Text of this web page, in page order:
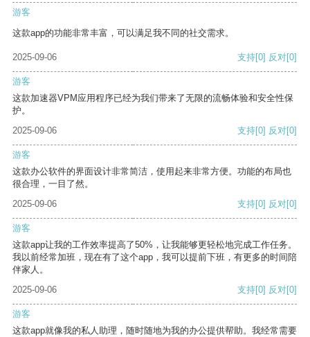
游客
这款app的功能非常丰富，可以满足我不同的社交需求。
2025-09-06 支持[0] 反对[0]
游客
这款加速器VPM应用程序已经为我们带来了无限的流畅体验和安全性保
护。
2025-09-06
支持[0] 反对[0]
游客
这款办公软件的界面设计非常简洁，使用起来非常方便。功能的布局也
很合理，一目了然。
2025-09-06
支持[0] 反对[0]
游客
这款app让我的工作效率提高了50%，让我能够更轻松地完成工作任务。
我以前经常加班，现在有了这个app，我可以提前下班，有更多的时间陪
伴家人。
2025-09-06
支持[0] 反对[0]
游客
这款app就像我的私人助理，随时随地为我的办公提供帮助。我经常需要